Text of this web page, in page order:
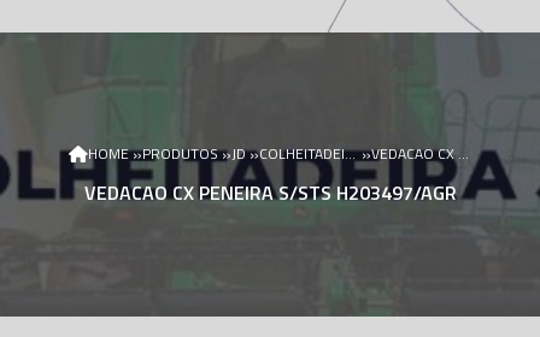
HOME»PRODUTOS»JD» COLHEITADEIRA JD » VEDACAO CX PENEIRA S/STS H203497/AGR
VEDACAO CX PENEIRA S/STS H203497/AGR